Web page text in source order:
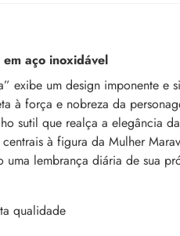
aço inoxidável
exibe um design imponente e
à força e nobreza da
sutil que realça a elegância
à figura da Mulher
uma lembrança diária de sua
qualidade